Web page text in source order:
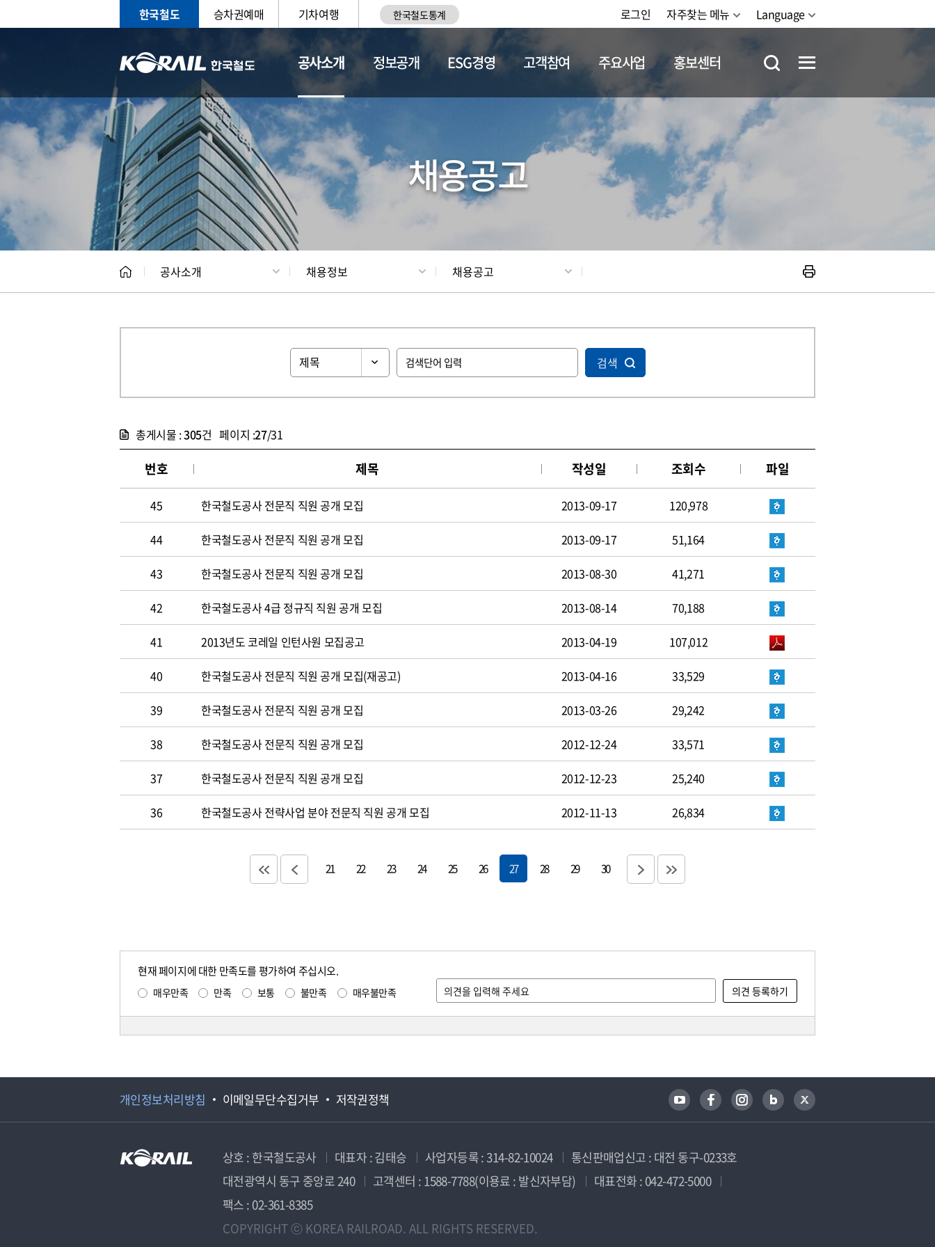
한국철도 승차권예매 기차여행 한국철도통계 로그인 자주찾는 메뉴 Language
공사소개
CEO 일반현황 채용정보
정보공개 ESG경영 고객참여 주요사업 홍보센터
채용공고
공사소개 채용정보 채용공고
검색
총게시물 :305건 페이지 :27/31
번호 제목 작성일 조회수 파일
45 한국철도공사 전문직 직원 공개 모집 2013-09-17 120,978
44 한국철도공사 전문직 직원 공개 모집 2013-09-17 51,164
43 한국철도공사 전문직 직원 공개 모집 2013-08-30 41,271
42 한국철도공사 4급 정규직 직원 공개 모집 2013-08-14 70,188
41 2013년도 코레일 인턴사원 모집공고 2013-04-19 107,012
40 한국철도공사 전문직 직원 공개 모집(재공고) 2013-04-16 33,529
39 한국철도공사 전문직 직원 공개 모집 2013-03-26 29,242
38 한국철도공사 전문직 직원 공개 모집 2012-12-24 33,571
37 한국철도공사 전문직 직원 공개 모집 2012-12-23 25,240
36 한국철도공사 전략사업 분야 전문직 직원 공개 모집 2012-11-13 26,834
21 22 23 24 25 26 27 28 29 30
현재 페이지에 대한 만족도를 평가하여 주십시오.
매우만족 만족 보통 불만족 매우불만족
개인정보처리방침 이메일무단수집거부 저작권정책
상호 : 한국철도공사 대표자 : 김태승 사업자등록 : 314-82-10024
통신판매업신고 : 대전 동구-0233호
대전광역시 동구 중앙로 240
고객센터 : 1588-7788(이용료 : 발신자부담)
대표전화 : 042-472-5000
팩스 : 02-361-8385
COPYRIGHT ⓒ KOREA RAILROAD. ALL RIGHTS RESERVED.